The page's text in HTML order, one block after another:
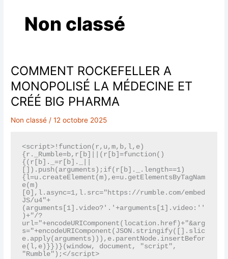
Non classé
COMMENT ROCKEFELLER A
MONOPOLISÉ LA MÉDECINE ET
CRÉÉ BIG PHARMA
Non classé /12 octobre 2025
<script>!function(r,u,m,b,l,e)
{r._Rumble=b,r[b]||(r[b]=function()
{(r[b]._=r[b]._||
[]).push(arguments);if(r[b]._.length==1)
{l=u.createElement(m),e=u.getElementsByTagNam
e(m)
[0],l.async=1,l.src="https://rumble.com/embed
JS/u4"+
(arguments[1].video?'.'+arguments[1].video:''
)+"/?
url="+encodeURIComponent(location.href)+"&arg
s="+encodeURIComponent(JSON.stringify([].slic
e.apply(arguments))),e.parentNode.insertBefor
e(l,e)}})}(window, document, "script",
"Rumble");</script>